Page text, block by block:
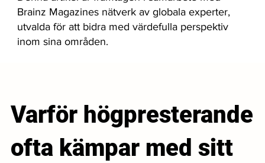
Brainz Magazines nätverk av globala experter,
utvalda för att bidra med värdefulla perspektiv
inom sina områden.
Varför högpresterande
ofta kämpar med sitt